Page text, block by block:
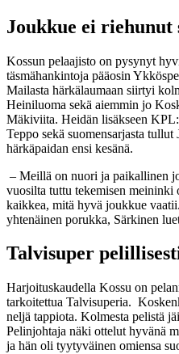
Joukkue ei
Kossun pelaajisto on pysynyt
täsmähankintoja pääosin
Mailasta härkälaumaan siirtyi
Heiniluoma sekä aiemmin jo
Mäkiviita. Heidän lisäkseen
Teppo sekä suomensarjasta
härkäpaidan ensi kesänä.
– Meillä on nuori ja paikallinen
vuosilta tuttu tekemisen
kaikkea, mitä hyvä joukkue
yhtenäinen porukka, Särkinen
Talvisuper
Harjoituskaudella Kossu on
tarkoitettua Talvisuperia.
neljä tappiota. Kolmesta pelistä
Pelinjohtaja näki ottelut hyvänä
ja hän oli tyytyväinen omiensa